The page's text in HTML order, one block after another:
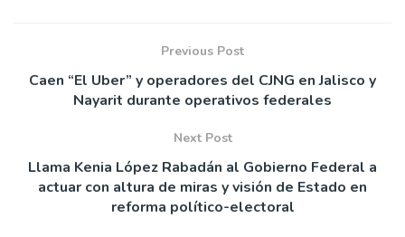
Previous Post
Caen “El Uber” y operadores del CJNG en Jalisco y
Nayarit durante operativos federales
Next Post
Llama Kenia López Rabadán al Gobierno Federal a
actuar con altura de miras y visión de Estado en
reforma político-electoral